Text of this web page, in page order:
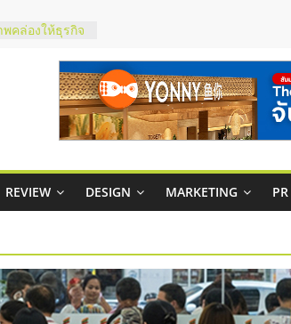
คล่องให้ธุรกิจ
บริหารสถานี
อนนี่
จับคู่แฟรน
ยง
ไทยที่ไหนดี?
ค่าและตอบ
REVIEW DESIGN MARKETING